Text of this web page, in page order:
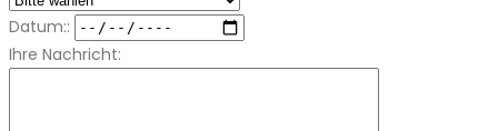
Datum::
Ihre Nachricht: